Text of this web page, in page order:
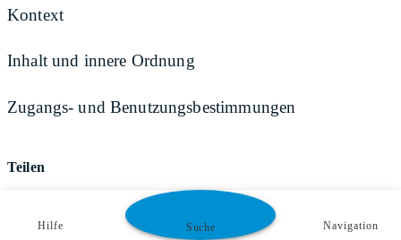
Kontext
Inhalt und innere Ordnung
Zugangs- und Benutzungsbestimmungen
Teilen
Hilfe Suche Navigation